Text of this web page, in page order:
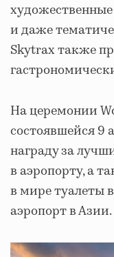
и даже
Skytrax также
На церемонии
состоявшейся 9
награду за
в аэропорту, а
в мире туалеты
аэропорт в Азии.